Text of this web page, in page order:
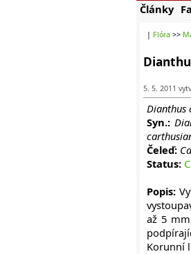
Články
| Flóra >>
5. 5. 2011
Dianthus
Syn.:
Čeleď:
Status:
Popis:
až 5
Korunní